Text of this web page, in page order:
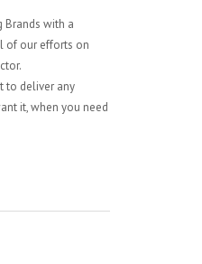
Brands with a
of our efforts on
to deliver any
it, when you need